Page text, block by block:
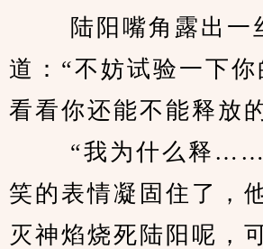
道：“不妨试验一下你
看看你还能不能释放
笑的表情凝固住了，
灭神焰烧死陆阳呢，